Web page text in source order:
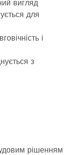
вигляд
для
і
з
рішенням